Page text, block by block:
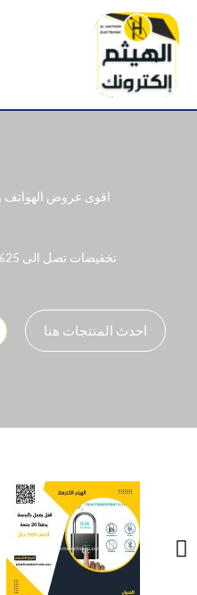
تخطي
المحتوى
اقوى عروض الهواتف
تخفيضات تصل الى 25% في المراوح والمكيفات
احدث المنتجات هنا